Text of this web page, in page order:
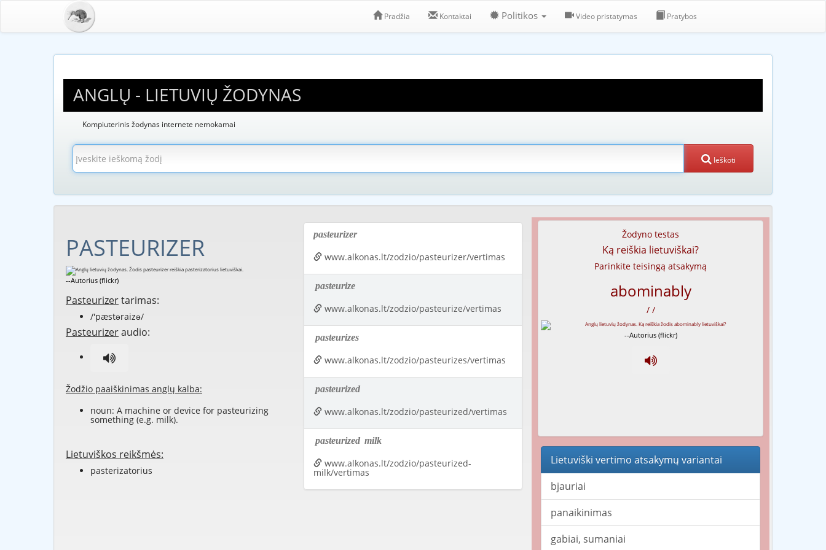
Pradžia Kontaktai Politikos Video pristatymas Pratybos
ANGLŲ - LIETUVIŲ ŽODYNAS
Kompiuterinis žodynas internete nemokamai
Ieškoti
PASTEURIZER
--Autorius (flickr)
Pasteurizertarimas:
/'pæstəraizə/
Pasteurizeraudio:
Žodžio paaiškinimas anglų kalba:
noun: A machine or device for pasteurizing
something (e.g. milk).
Lietuviškos reikšmės:
pasterizatorius
pasteurizer
www.alkonas.lt/zodzio/pasteurizer/vertimas
pasteurize
www.alkonas.lt/zodzio/pasteurize/vertimas
pasteurizes
www.alkonas.lt/zodzio/pasteurizes/vertimas
pasteurized
www.alkonas.lt/zodzio/pasteurized/vertimas
pasteurized milk
www.alkonas.lt/zodzio/pasteurized-
milk/vertimas
Žodyno testas
Ką reiškia lietuviškai?
Parinkite teisingą atsakymą
abominably
/ /
--Autorius (flickr)
Lietuviški vertimo atsakymų variantai
bjauriai
panaikinimas
gabiai, sumaniai